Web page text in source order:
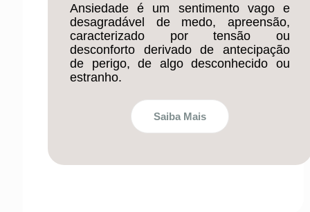
Ansiedade é um sentimento vago e
desagradável de medo, apreensão,
caracterizado por tensão ou
desconforto derivado de antecipação
de perigo, de algo desconhecido ou
estranho.
Saiba Mais